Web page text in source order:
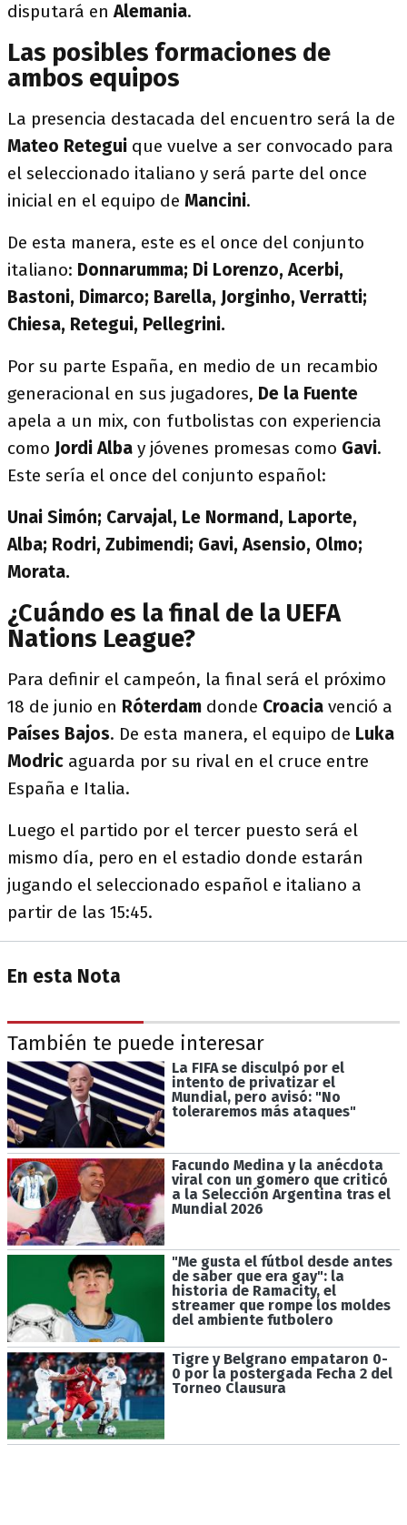
disputará enAlemania.
Las posibles formaciones de
ambos equipos
La presencia destacada del encuentro será la de
Mateo Retegui que vuelve a ser convocado para
el seleccionado italiano y será parte del once
inicial en el equipo de Mancini.
De esta manera, este es el once del conjunto
italiano: Donnarumma; Di Lorenzo, Acerbi,
Bastoni, Dimarco; Barella, Jorginho, Verratti;
Chiesa, Retegui, Pellegrini.
Por su parte España, en medio de un recambio
generacional en sus jugadores, De la Fuente
apela a un mix, con futbolistas con experiencia
como Jordi Alba y jóvenes promesas como Gavi.
Este sería el once del conjunto español:
Unai Simón; Carvajal, Le Normand, Laporte,
Alba; Rodri, Zubimendi; Gavi, Asensio, Olmo;
Morata.
¿Cuándo es la final de la UEFA
Nations League?
Para definir el campeón, la final será el próximo
18 de junio en Róterdam donde Croacia venció a
Países Bajos. De esta manera, el equipo de Luka
Modric aguarda por su rival en el cruce entre
España e Italia.
Luego el partido por el tercer puesto será el
mismo día, pero en el estadio donde estarán
jugando el seleccionado español e italiano a
partir de las 15:45.
En esta Nota
También te puede interesar
La FIFA se disculpó por el
intento de privatizar el
Mundial, pero avisó: "No
toleraremos más ataques"
Facundo Medina y la anécdota
viral con un gomero que criticó
a la Selección Argentina tras el
Mundial 2026
"Me gusta el fútbol desde antes
de saber que era gay": la
historia de Ramacity, el
streamer que rompe los moldes
del ambiente futbolero
Tigre y Belgrano empataron 0-
0 por la postergada Fecha 2 del
Torneo Clausura